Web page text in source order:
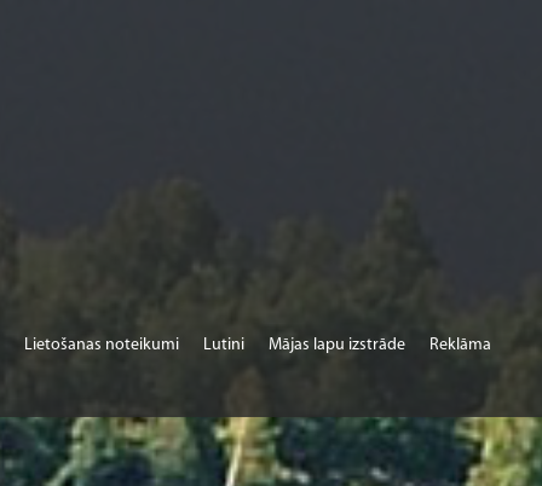
Lietošanas noteikumi Lutini Mājas lapu izstrāde Reklāma